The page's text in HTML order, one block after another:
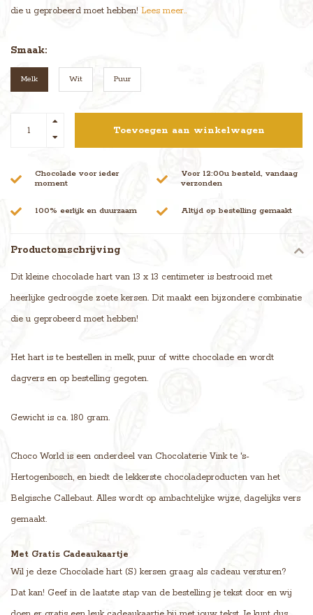
die u geprobeerd moet hebben! Lees meer..
Smaak:
Melk Wit Puur
Toevoegen aan winkelwagen
Chocolade voor ieder
moment
Voor 12:00u besteld, vandaag
verzonden
100% eerlijk en duurzaam Altijd op bestelling gemaakt
Productomschrijving
Dit kleine chocolade hart van 13 x 13 centimeter is bestrooid met
heerlijke gedroogde zoete kersen. Dit maakt een bijzondere combinatie
die u geprobeerd moet hebben!
Het hart is te bestellen in melk, puur of witte chocolade en wordt
dagvers en op bestelling gegoten.
Gewicht is ca. 180 gram.
Choco World is een onderdeel van Chocolaterie Vink te 's-
Hertogenbosch, en biedt de lekkerste chocoladeproducten van het
Belgische Callebaut. Alles wordt op ambachtelijke wijze, dagelijks vers
gemaakt.
Met Gratis Cadeaukaartje
Wil je deze Chocolade hart (S) kersen graag als cadeau versturen?
Dat kan! Geef in de laatste stap van de bestelling je tekst door en wij